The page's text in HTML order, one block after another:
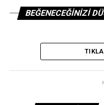
Cep telefonlarının üçte
sırasında hasar
değil. Caterpillar’a göre
cihazını getir trendi,
kullanabilecekleri
BEĞENECEĞINIZI